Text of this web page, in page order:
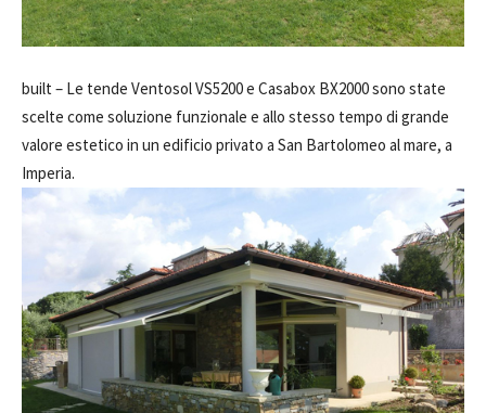
built – Le tende Ventosol VS5200 e Casabox BX2000 sono state
scelte come soluzione funzionale e allo stesso tempo di grande
valore estetico in un edificio privato a San Bartolomeo al mare, a
Imperia.